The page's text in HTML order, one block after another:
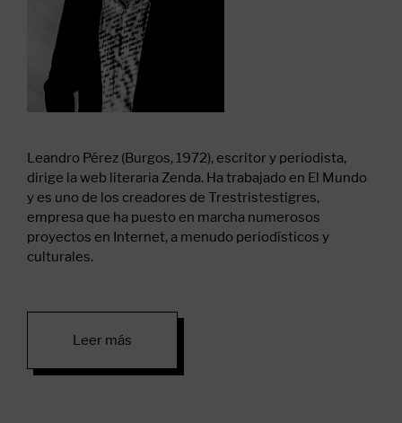
Leandro Pérez (Burgos, 1972), escritor y periodista,
dirige la web literaria Zenda. Ha trabajado en El Mundo
y es uno de los creadores de Trestristestigres,
empresa que ha puesto en marcha numerosos
proyectos en Internet, a menudo periodísticos y
culturales.
Leer más